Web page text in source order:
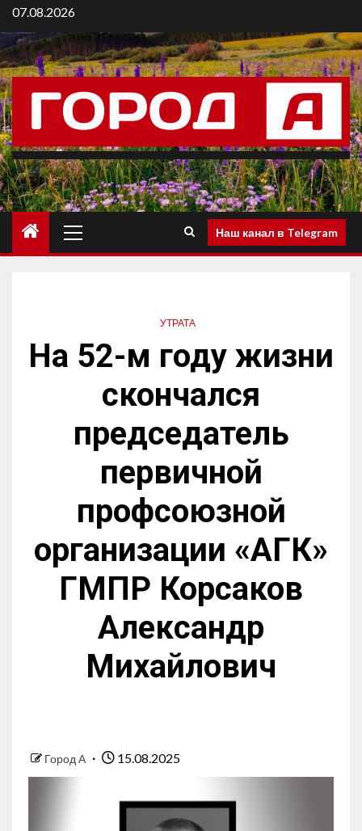
07.08.2026
Наш канал в Telegram
УТРАТА
На 52-м году жизни
скончался
председатель
первичной
профсоюзной
организации «АГК»
ГМПР Корсаков
Александр
Михайлович
Город А 15.08.2025